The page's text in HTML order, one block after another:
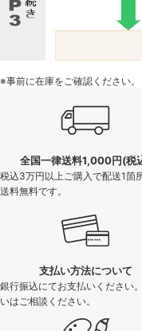
※事前に在庫をご確認ください。
全国一律送料1,000円(税
税込3万円以上ご購入で配送1箇
送料無料です。
支払い方法について
銀行振込にてお支払いください
いはご相談ください。